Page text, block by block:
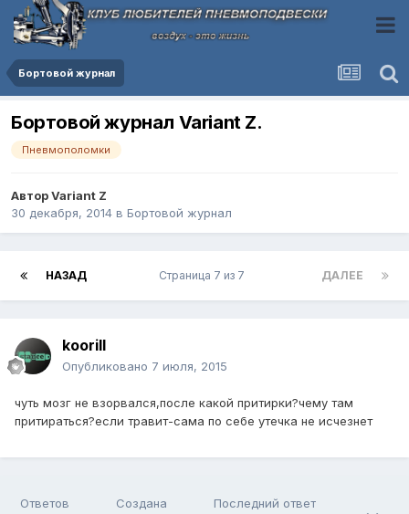
Бортовой журнал
Бортовой журнал Variant Z.
Пневмополомки
АвторVariant Z
30 декабря, 2014 в Бортовой журнал
НАЗАД ДАЛЕЕ
Страница 7 из 7
koorill
Опубликовано 7 июля, 2015
чуть мозг не взорвался,после какой притирки?чему там
притираться?если травит-сама по себе утечка не исчезнет
Ответов Создана Последний ответ